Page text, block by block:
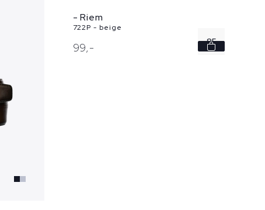
- Riem
722P - beige
99,- 85